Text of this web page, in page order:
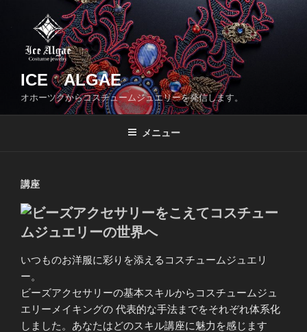
ICE ALGAE
オホーツクからコスチュームジュエリーを発信します。
メニュー
講座
いつものお洋服に彩りを添えるコスチュームジュエリ
ー。
ビーズアクセサリーの基本スキルからコスチュームジュ
エリーメイキングの 代表的な手法までをそれぞれ体系化
しました。あなたはどのスキル講座に魅力を感じます